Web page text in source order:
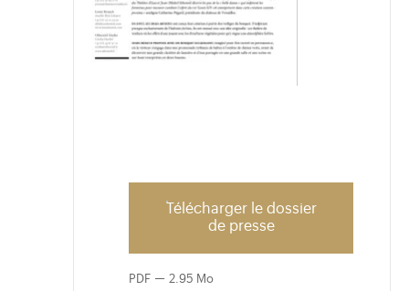
Télécharger le dossier
de presse
PDF 2.95 Mo